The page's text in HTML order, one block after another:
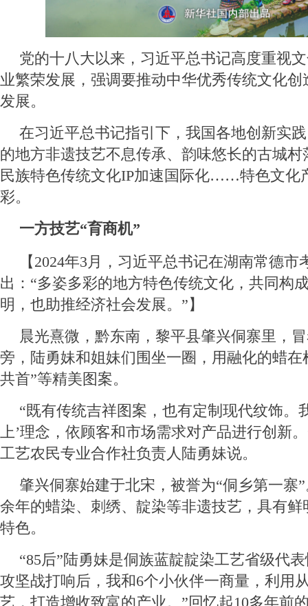
党的十八大以来，习近平总书记高度重视
业繁荣发展，强调要推动中华优秀传统文化
发展。
在习近平总书记指引下，我国各地创新实
的地方非遗技艺不息传承、韵味悠长的古城
民族特色传统文化IP加速国际化……特色文化
彩。
一方技艺“育商机”
【2024年3月，习近平总书记在湖南常德市
出：“多姿多彩的地方特色传统文化，共同构
明，也助推经济社会发展。”】
晨光熹微，黔东南，黎平县肇兴侗寨里，
旁，陆勇妹和姐妹们围坐一圈，用融化的蜡在
共首”等精美图案。
“既有传统吉祥图案，也有定制现代纹饰。
上’理念，依顾客和市场需求对产品进行创新
工艺农民专业合作社负责人陆勇妹说。
肇兴侗寨始建于北宋，被誉为“侗乡第一寨
余年的蜡染、刺绣、靛染等非遗技艺，具有
特色。
“85后”陆勇妹是侗族蓝靛靛染工艺省级代
攻坚战打响后，我和6个小伙伴一商量，利用
艺，打造增收致富的产业。”回忆起10多年前